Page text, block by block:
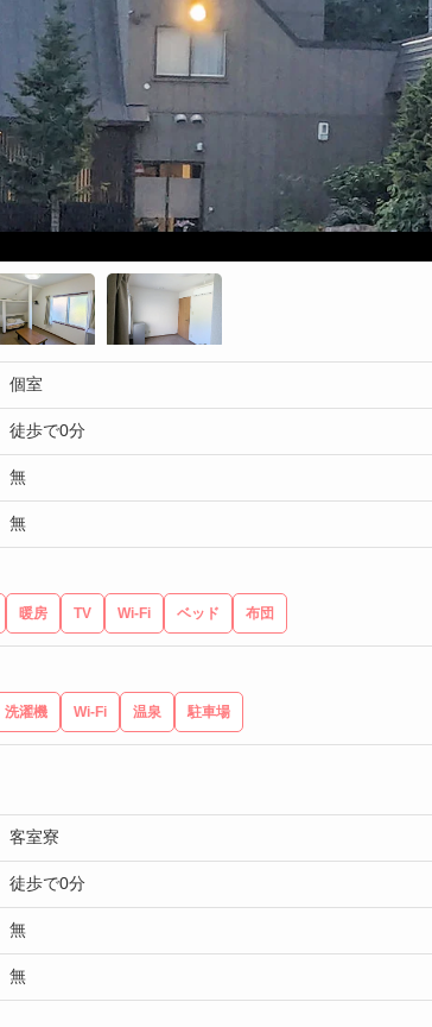
個室
徒歩で0分
無
無
暖房 TV Wi-Fi ベッド 布団
洗濯機 Wi-Fi 温泉 駐車場
客室寮
徒歩で0分
無
無